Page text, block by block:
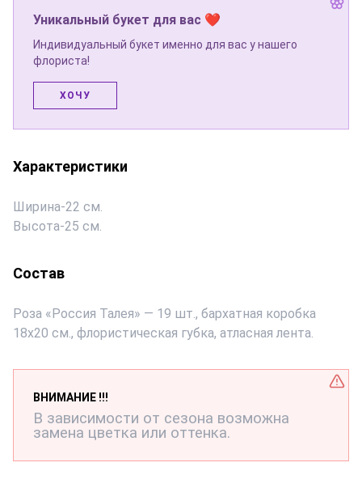
Уникальный букет для вас ❤
Индивидуальный букет именно для вас у нашего
флориста!
ХОЧУ
Характеристики
Ширина-22 см.
Высота-25 см.
Состав
Роза «Россия Талея» — 19 шт., бархатная коробка
18х20 см., флористическая губка, атласная лента.
ВНИМАНИЕ !!!
В зависимости от сезона возможна
замена цветка или оттенка.